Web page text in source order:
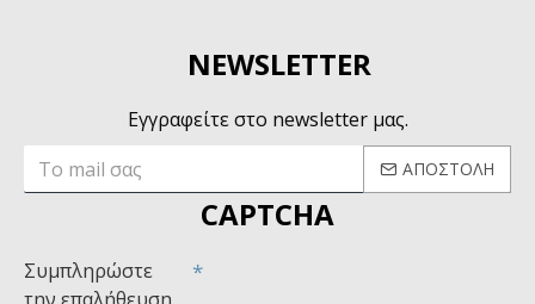
NEWSLETTER
Εγγραφείτε στο newsletter μας.
ΑΠΟΣΤΟΛΉ
CAPTCHA
Συμπληρώστε